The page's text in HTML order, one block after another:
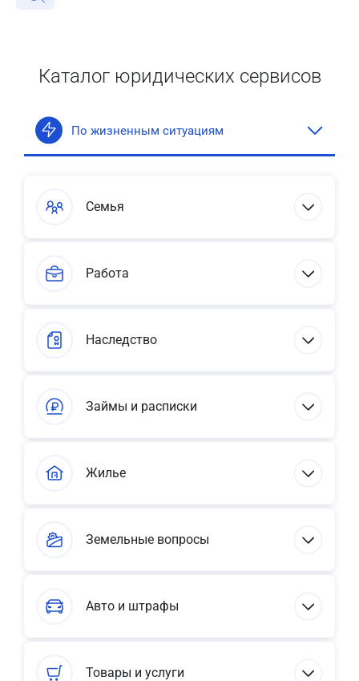
Каталог юридических сервисов
По жизненным ситуациям
Семья
Работа
Наследство
Займы и расписки
Жилье
Земельные вопросы
Авто и штрафы
Товары и услуги